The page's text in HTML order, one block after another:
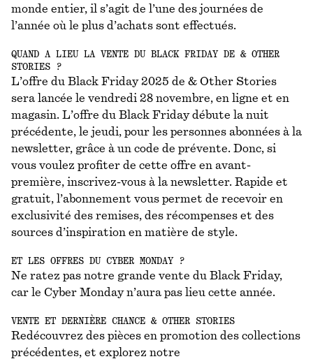
monde entier, il s’agit de l’une des journées de
l’année où le plus d’achats sont effectués.
QUAND A LIEU LA VENTE DU BLACK FRIDAY DE & OTHER
STORIES ?
L’offre du Black Friday 2025 de & Other Stories
sera lancée le vendredi 28 novembre, en ligne et en
magasin. L’offre du Black Friday débute la nuit
précédente, le jeudi, pour les personnes abonnées à la
newsletter, grâce à un code de prévente. Donc, si
vous voulez profiter de cette offre en avant-
première, inscrivez-vous à la newsletter. Rapide et
gratuit, l’abonnement vous permet de recevoir en
exclusivité des remises, des récompenses et des
sources d’inspiration en matière de style.
ET LES OFFRES DU CYBER MONDAY ?
Ne ratez pas notre grande vente du Black Friday,
car le Cyber Monday n’aura pas lieu cette année.
VENTE ET DERNIÈRE CHANCE & OTHER STORIES
Redécouvrez des pièces en promotion des collections
précédentes, et explorez notre